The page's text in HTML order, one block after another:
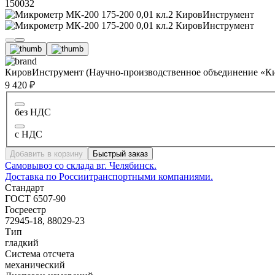
150032
КировИнструмент (Научно-производственное объединение
9 420 ₽
без НДС
с НДС
Добавить в корзину Быстрый заказ
Самовывоз со склада вг. Челябинск.
Доставка по Россиитранспортными компаниями.
Стандарт
ГОСТ 6507-90
Госреестр
72945-18, 88029-23
Тип
гладкий
Система отсчета
механический